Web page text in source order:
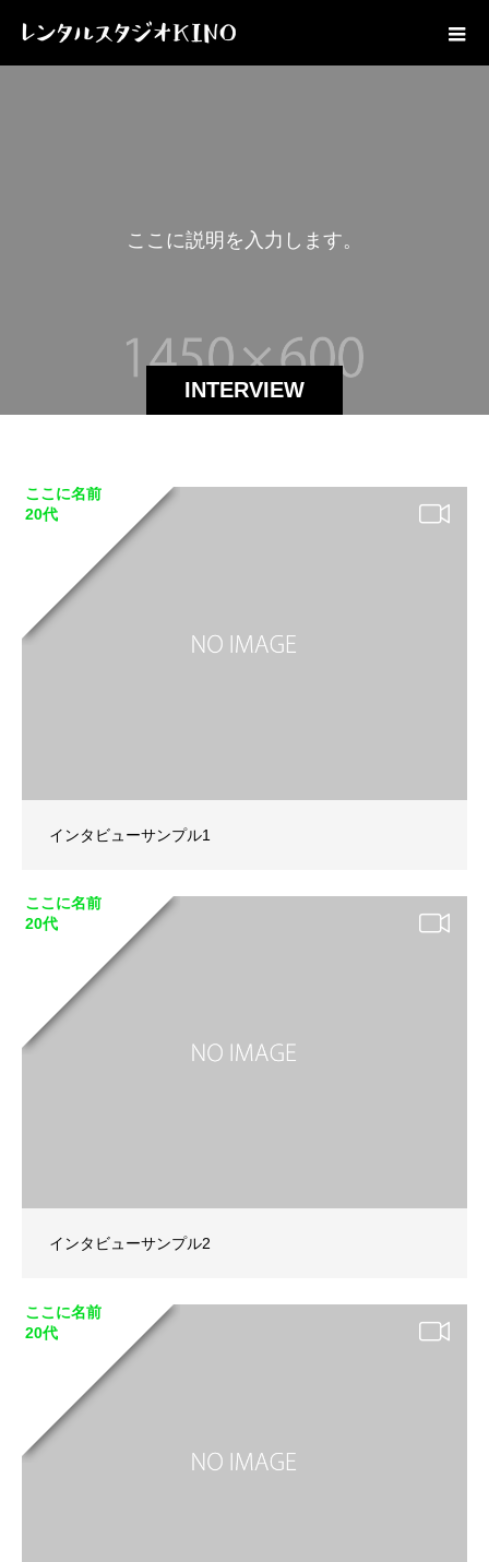
INTERVIEW
こ こ に説明 を 入 力 し ま す。
ここに名前
20代
インタビューサンプル1
ここに名前
20代
インタビューサンプル2
ここに名前
20代